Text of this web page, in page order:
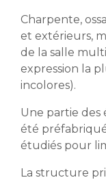
Charpente,
et extérieurs,
de la salle
expression la
incolores).
Une partie des
été
étudiés pour
La structure